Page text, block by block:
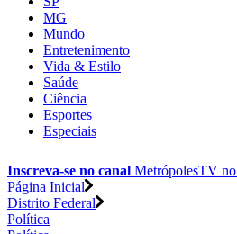
MG
Mundo
Entretenimento
Vida & Estilo
Saúde
Ciência
Esportes
Especiais
Inscreva-se no canal MetrópolesTV no
Página Inicial
Distrito Federal
Política